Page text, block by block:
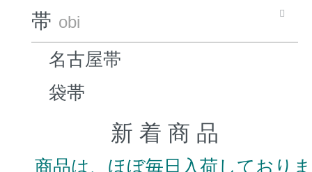
帯 obi
名古屋帯
袋帯
新 着 商 品
商品は、ほぼ毎日入荷しており